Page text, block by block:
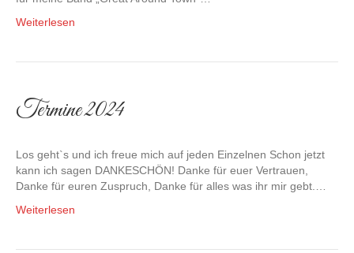
Weiterlesen
Termine 2024
Los geht`s und ich freue mich auf jeden Einzelnen Schon jetzt
kann ich sagen DANKESCHÖN! Danke für euer Vertrauen,
Danke für euren Zuspruch, Danke für alles was ihr mir gebt.…
Weiterlesen